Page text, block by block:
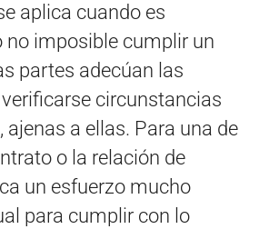
aplica cuando es
no imposible cumplir un
partes adecúan las
circunstancias
ajenas a ellas. Para una de
o la relación de
un esfuerzo mucho
para cumplir con lo